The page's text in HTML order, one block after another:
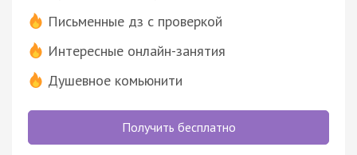
Письменные дз с проверкой
Интересные онлайн-занятия
Душевное комьюнити
Получить бесплатно